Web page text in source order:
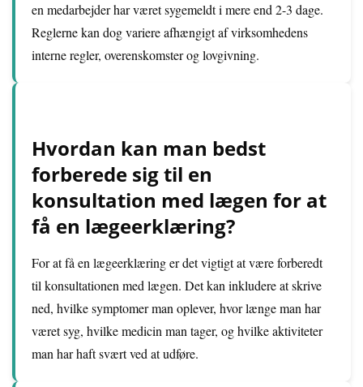
en medarbejder har været sygemeldt i mere end 2-3 dage.
Reglerne kan dog variere afhængigt af virksomhedens
interne regler, overenskomster og lovgivning.
Hvordan kan man bedst
forberede sig til en
konsultation med lægen for at
få en lægeerklæring?
For at få en lægeerklæring er det vigtigt at være forberedt
til konsultationen med lægen. Det kan inkludere at skrive
ned, hvilke symptomer man oplever, hvor længe man har
været syg, hvilke medicin man tager, og hvilke aktiviteter
man har haft svært ved at udføre.